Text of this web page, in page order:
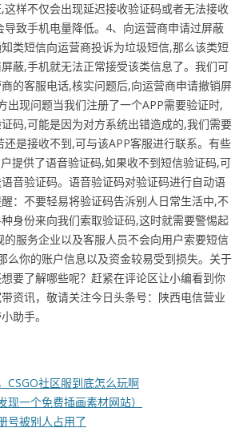
这样不仅会出现延迟接收验证码或者无法接收
导致手机电量降低。4、向运营商申请过屏蔽
类短信向运营商投诉为垃圾短信,那么该类短
蔽,手机就无法正常接受该类信息了。我们可
的客服电话,核实问题后,向运营商申请撤销屏
出现问题当我们注册了一个APP需要验证时,
码,可能是因为对方系统出错造成的,我们需要
是接收不到,可与该APP客服进行联系。有些
提供了语音验证码,如果收不到短信验证码,可
音验证码。语音验证码对验证码进行自动语
：不要轻易将验证码告泝别人日常生活中,不
身份来向我们索取验证码,这时就需要警惕起
的服务企业以及客服人员不会向用户索要短信
么你的账户信息以及资金较易受到损失。关于
要了解哪些呢？赶紧在评论区让小编看到你
资讯，敬请关注今日头条号：陕西电信营业
助手。
CSGO社区服到底怎么玩啊
现一个免费插画素材网站）
号被别人占用了